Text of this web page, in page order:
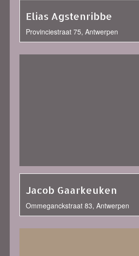
Elias Agstenribbe
Provinciestraat 75, Antwerpen
Jacob Gaarkeuken
Ommeganckstraat 83, Antwerpen